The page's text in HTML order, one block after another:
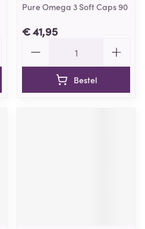
Pure Omega 3 Soft Caps 90
€ 41,95
Bestel